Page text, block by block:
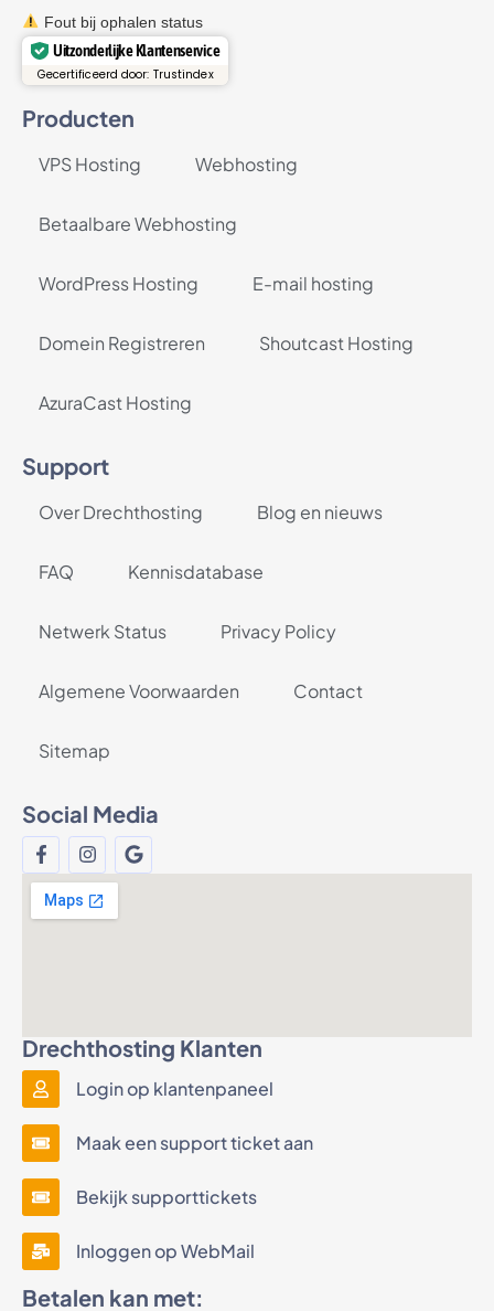
Fout bij ophalen status
Uitzonderlijke Klantenservice
Gecertificeerd door: Trustindex
Producten
VPS Hosting Webhosting
Betaalbare Webhosting
WordPress Hosting E-mail hosting
Domein Registreren Shoutcast Hosting
AzuraCast Hosting
Support
Over Drechthosting Blog en nieuws
FAQ Kennisdatabase
Netwerk Status Privacy Policy
Algemene Voorwaarden Contact
Sitemap
Social Media
Drechthosting Klanten
Login op klantenpaneel
Maak een support ticket aan
Bekijk supporttickets
Inloggen op WebMail
Betalen kan met: